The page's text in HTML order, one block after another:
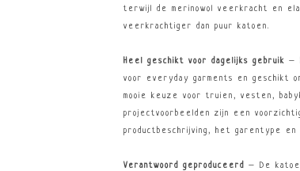
terwijl de merinowol veerkracht en
veerkrachtiger dan puur katoen.
Heel geschikt voor dagelijks gebruik –
voor everyday garments en geschikt
mooie keuze voor truien, vesten,
projectvoorbeelden zijn een
productbeschrijving, het garentype
Verantwoord geproduceerd
– De